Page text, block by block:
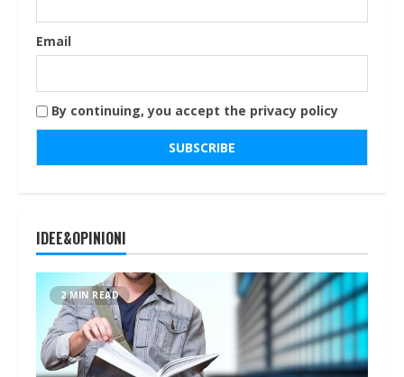
Email
By continuing, you accept the privacy policy
IDEE&OPINIONI
2 MIN READ